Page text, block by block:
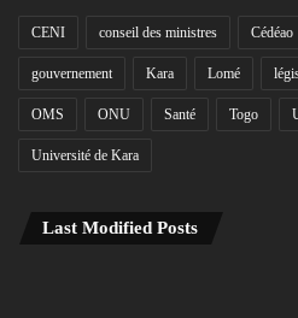
CENI conseil des ministres Cédéao
gouvernement Kara Lomé
OMS ONU Santé Togo
Université de Kara
Last Modified Posts